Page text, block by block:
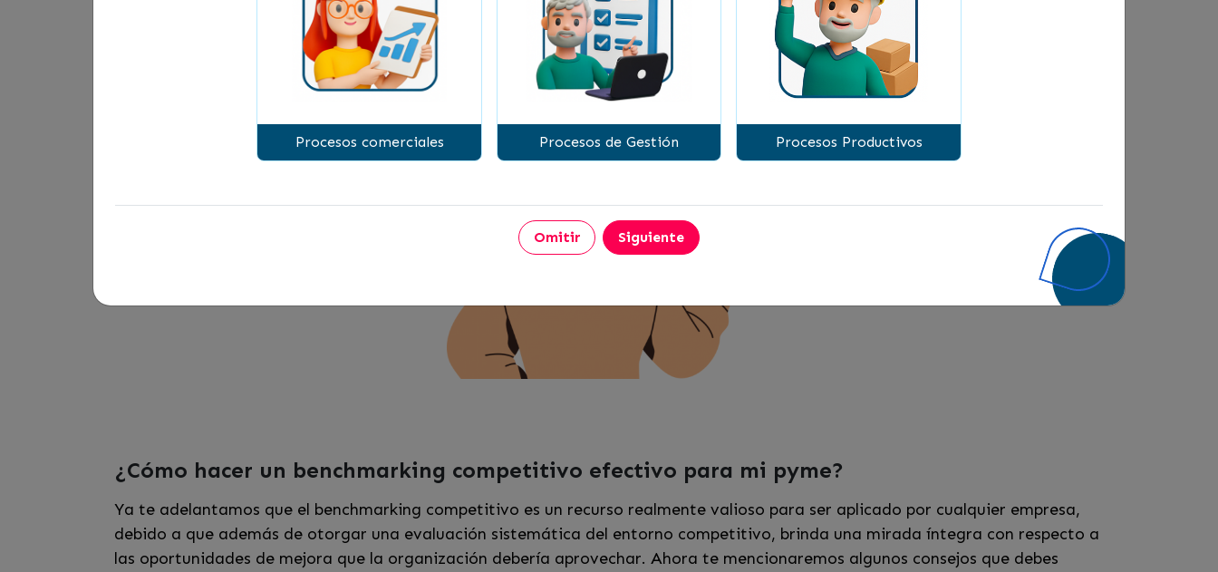
¿Cómo hacer un benchmarking competitivo efectivo para mi pyme?
Ya te adelantamos que el benchmarking competitivo es un recurso realmente valioso para ser aplicado por cualquier empresa,
debido a que además de otorgar una evaluación sistemática del entorno competitivo, brinda una mirada íntegra con respecto a
las oportunidades de mejora que la organización debería aprovechar. Ahora te mencionaremos algunos consejos que debes
Procesos comerciales Procesos de Gestión Procesos Productivos
Omitir Siguiente